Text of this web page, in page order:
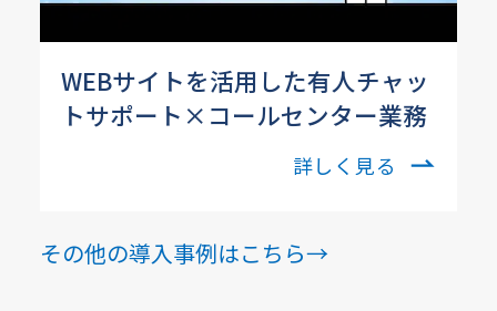
WEBサイトを活用した有人チャッ
トサポート×コールセンター業務
詳しく見る
その他の導入事例はこちら→